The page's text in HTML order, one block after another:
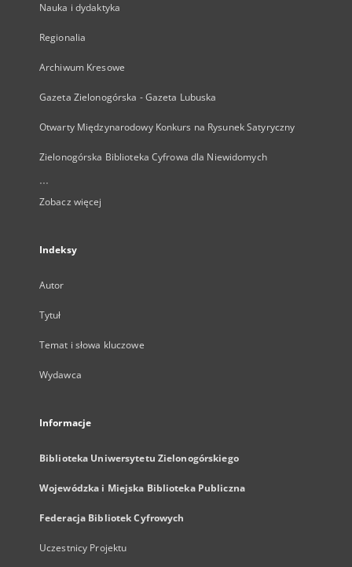
Nauka i dydaktyka
Regionalia
Archiwum Kresowe
Gazeta Zielonogórska - Gazeta Lubuska
Otwarty Międzynarodowy Konkurs na Rysunek Satyryczny
Zielonogórska Biblioteka Cyfrowa dla Niewidomych
...
Zobacz więcej
Indeksy
Autor
Tytuł
Temat i słowa kluczowe
Wydawca
Informacje
Biblioteka Uniwersytetu Zielonogórskiego
Wojewódzka i Miejska Biblioteka Publiczna
Federacja Bibliotek Cyfrowych
Uczestnicy Projektu